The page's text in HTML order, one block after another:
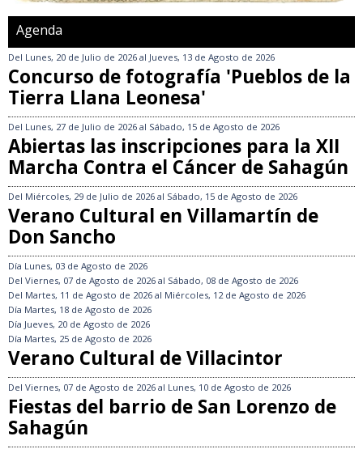
Agenda
Del Lunes, 20 de Julio de 2026 al Jueves, 13 de Agosto de 2026
Concurso de fotografía 'Pueblos de la
Tierra Llana Leonesa'
Del Lunes, 27 de Julio de 2026 al Sábado, 15 de Agosto de 2026
Abiertas las inscripciones para la XII
Marcha Contra el Cáncer de Sahagún
Del Miércoles, 29 de Julio de 2026 al Sábado, 15 de Agosto de 2026
Verano Cultural en Villamartín de
Don Sancho
Día Lunes, 03 de Agosto de 2026
Del Viernes, 07 de Agosto de 2026 al Sábado, 08 de Agosto de 2026
Del Martes, 11 de Agosto de 2026 al Miércoles, 12 de Agosto de 2026
Día Martes, 18 de Agosto de 2026
Día Jueves, 20 de Agosto de 2026
Día Martes, 25 de Agosto de 2026
Verano Cultural de Villacintor
Del Viernes, 07 de Agosto de 2026 al Lunes, 10 de Agosto de 2026
Fiestas del barrio de San Lorenzo de
Sahagún